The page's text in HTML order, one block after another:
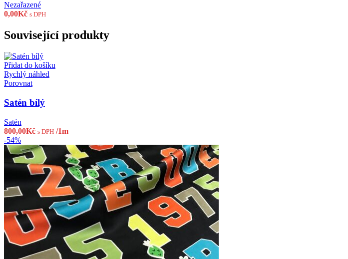
Nezařazené
0,00Kč s DPH
Související produkty
Přidat do košíku
Rychlý náhled
Porovnat
Satén bílý
Satén
800,00Kč s DPH /1m
-54%